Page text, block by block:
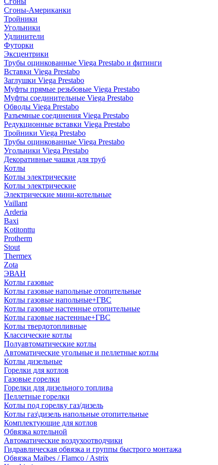
Сгоны-Американки
Тройники
Угольники
Удлинители
Футорки
Эксцентрики
Трубы оцинкованные Viega Prestabo и фитинги
Вставки Viega Prestabo
Заглушки Viega Prestabo
Муфты прямые резьбовые Viega Prestabo
Муфты соединительные Viega Prestabo
Обводы Viega Prestabo
Разъемные соединения Viega Prestabo
Редукционные вставки Viega Prestabo
Тройники Viega Prestabo
Трубы оцинкованные Viega Prestabo
Угольники Viega Prestabo
Декоративные чашки для труб
Котлы
Котлы электрические
Котлы электрические
Электрические мини-котельные
Vaillant
Arderia
Baxi
Kotitonttu
Protherm
Stout
Thermex
Zota
ЭВАН
Котлы газовые
Котлы газовые напольные отопительные
Котлы газовые напольные+ГВС
Котлы газовые настенные отопительные
Котлы газовые настенные+ГВС
Котлы твердотопливные
Классические котлы
Полуавтоматические котлы
Автоматические угольные и пеллетные котлы
Котлы дизельные
Горелки для котлов
Газовые горелки
Горелки для дизельного топлива
Пеллетные горелки
Котлы под горелку газ/дизель
Котлы газ\дизель напольные отопительные
Комплектующие для котлов
Обвязка котельной
Автоматические воздухоотводчики
Гидравлическая обвязка и группы быстрого монтажа
Обвязка Maibes / Flamco / Astrix